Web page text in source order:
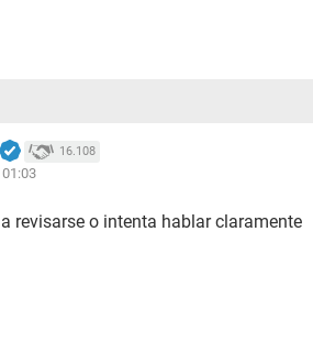
16.108
revisarse o intenta hablar claramente